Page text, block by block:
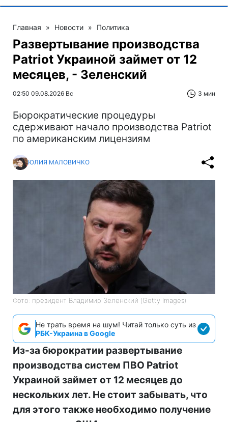
Главная » Новости » Политика
Развертывание производства
Patriot Украиной займет от 12
месяцев, - Зеленский
02:50 09.08.2026 Вс 3 мин
Бюрократические процедуры
сдерживают начало производства Patriot
по американским лицензиям
ЮЛИЯ МАЛОВИЧКО
Фото: президент Владимир Зеленский (Getty Images)
Не трать время на шум! Читай только суть из
РБК-Украина в Google
Из-за бюрократии развертывание
производства систем ПВО Patriot
Украиной займет от 12 месяцев до
нескольких лет. Не стоит забывать, что
для этого также необходимо получение